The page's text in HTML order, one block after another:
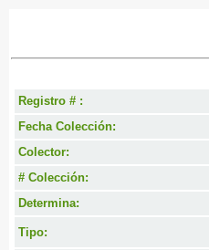
Registro # :
Fecha Colección:
Colector:
# Colección:
Determina:
Tipo: